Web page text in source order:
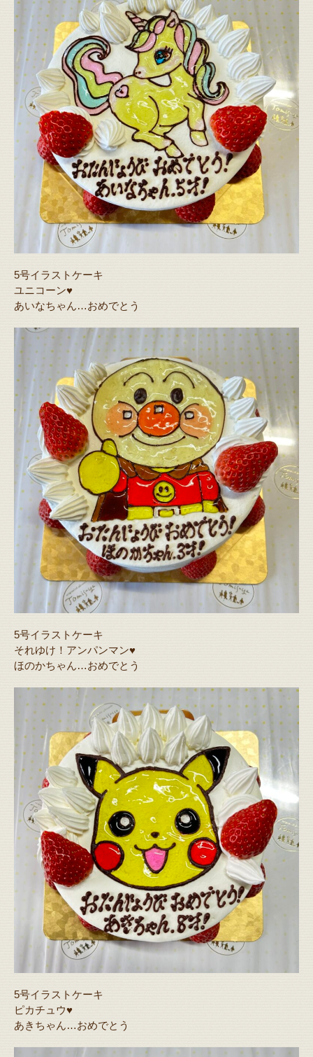
5号イラストケーキ
ユニコーン♥️
あいなちゃん…おめでとう
5号イラストケーキ
それゆけ！アンパンマン♥️
ほのかちゃん…おめでとう
5号イラストケーキ
ピカチュウ♥️
あきちゃん…おめでとう